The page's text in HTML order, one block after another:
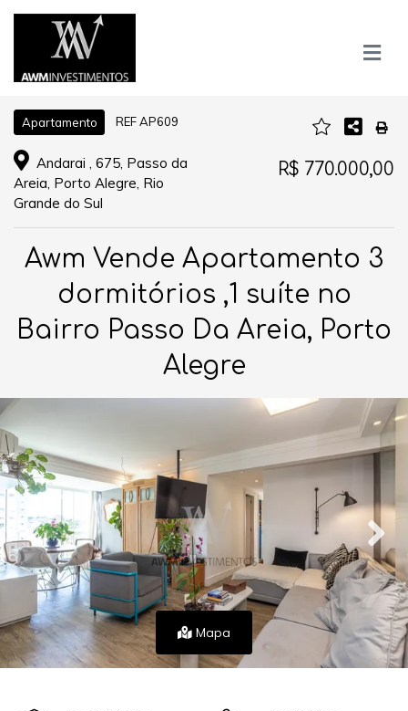
Apartamento REF AP609
Andarai , 675, Passo da
Areia, Porto Alegre, Rio
Grande do Sul
R$ 770.000,00
Awm Vende Apartamento 3
dormitórios ,1 suíte no
Bairro Passo Da Areia, Porto
Alegre
Mapa